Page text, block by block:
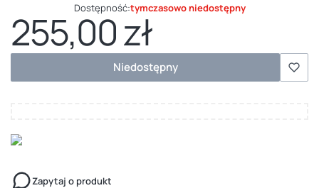
Dostępność:tymczasowo niedostępny
Cena
255,00 zł
Niedostępny
Zapytaj o produkt